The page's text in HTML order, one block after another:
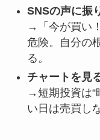
SNSの声に振
→「今が買い
危険。自分の
る。
チャートを見
→短期投資は“
い日は売買し